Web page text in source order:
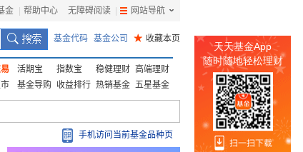
金 帮助中心 无障碍阅读 网站导航
基金代码 基金公司 ★ 收藏本页
活期宝 指数宝 稳健理财 高端理财
基金导购 收益排行 热销基金 五星基金
手机访问当前基金品种页